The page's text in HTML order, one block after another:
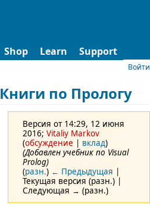
Shop Learn
Support
Книги по Прологу
Версия от 14:29, 12 июня
2016; Vitaliy Markov
(обсуждение | вклад)
(Добавлен учебник по Visual
Prolog)
(разн.) ← Предыдущая |
Текущая версия (разн.) |
Следующая → (разн.)
Войти